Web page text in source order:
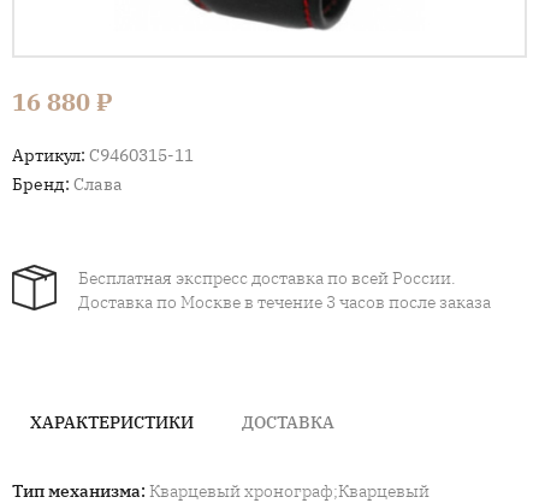
16 880 ₽
Артикул: С9460315-11
Бренд: Слава
Бесплатная экспресс доставка по всей России.
Доставка по Москве в течение 3 часов после заказа
ХАРАКТЕРИСТИКИ ДОСТАВКА
Тип механизма: Кварцевый хронограф;Кварцевый